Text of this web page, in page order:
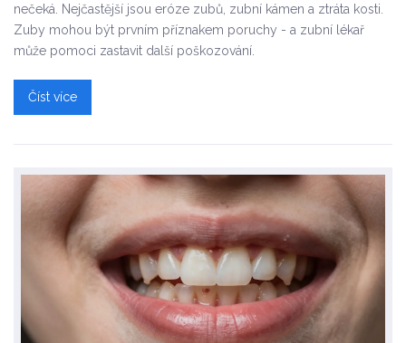
nečeká. Nejčastější jsou eróze zubů, zubní kámen a ztráta kosti.
Zuby mohou být prvním příznakem poruchy - a zubní lékař
může pomoci zastavit další poškozování.
Číst více